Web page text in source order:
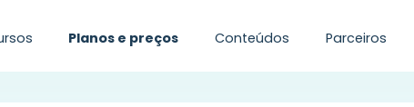
Planos e preços Conteúdos Parceiros